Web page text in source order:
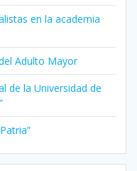
en la academia
Adulto Mayor
de la Universidad de